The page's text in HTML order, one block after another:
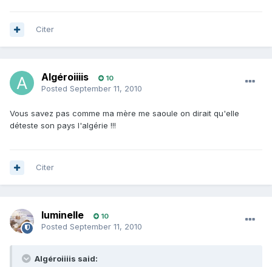
Citer
Algéroiiiis 10
Posted September 11, 2010
Vous savez pas comme ma mère me saoule on dirait qu'elle
déteste son pays l'algérie !!!
Citer
luminelle 10
Posted September 11, 2010
Algéroiiiis said: